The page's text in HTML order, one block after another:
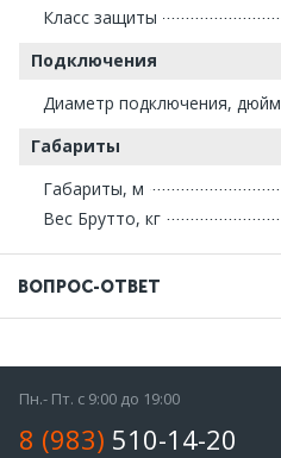
Класс защиты
Подключения
Диаметр подключения, дюйм
Габариты
Габариты, м
Вес Брутто, кг
ВОПРОС-ОТВЕТ
Пн.- Пт. с 9:00 до 19:00
8 (983) 510-14-20